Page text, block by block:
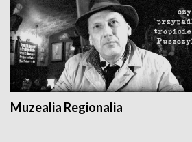
Muzealia Regionalia